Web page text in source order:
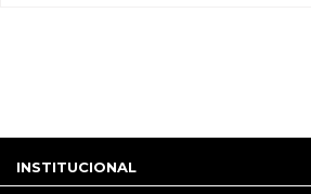
INSTITUCIONAL